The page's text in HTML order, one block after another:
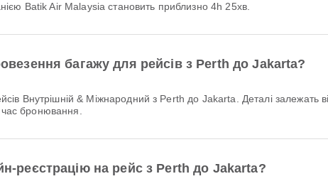
Batik Air Malaysia становить приблизно 4h 25хв.
багажу для рейсів з Perth до Jakarta?
бронювання.
реєстрацію на рейс з Perth до Jakarta?